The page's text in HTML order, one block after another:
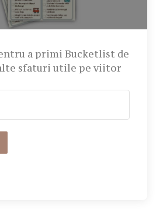
a primi Bucketlist de
sfaturi utile pe viitor